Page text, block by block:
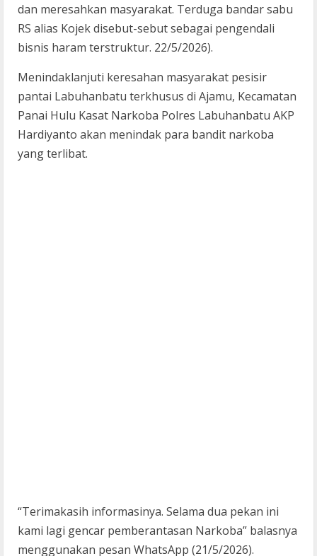
dan meresahkan masyarakat. Terduga bandar sabu
RS alias Kojek disebut-sebut sebagai pengendali
bisnis haram terstruktur. 22/5/2026).
Menindaklanjuti keresahan masyarakat pesisir
pantai Labuhanbatu terkhusus di Ajamu, Kecamatan
Panai Hulu Kasat Narkoba Polres Labuhanbatu AKP
Hardiyanto akan menindak para bandit narkoba
yang terlibat.
“Terimakasih informasinya. Selama dua pekan ini
kami lagi gencar pemberantasan Narkoba” balasnya
menggunakan pesan WhatsApp (21/5/2026).